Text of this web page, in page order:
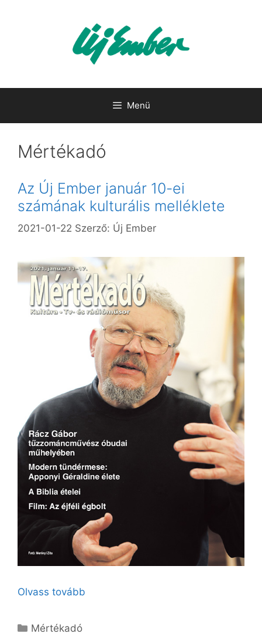
Menü
Mértékadó
Az Új Ember január 10-ei
számának kulturális melléklete
2021-01-22 Szerző: Új Ember
Olvass tovább
Kategória
Mértékadó